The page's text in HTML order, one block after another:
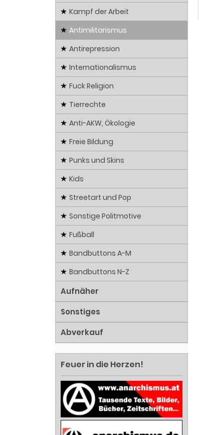
Kampf der Arbeit
Antimilitarismus
Antirepression
Internationalismus
Fuck Religion
Tierrechte
Anti-AKW, Ökologie
Freie Bildung
Punks und Skins
Kids
Streetart und Pop
Sonstige Politmotive
Fußball
Bandbuttons A-M
Bandbuttons N-Z
Aufnäher
Sonstiges
Abverkauf
Feuer in die Herzen!